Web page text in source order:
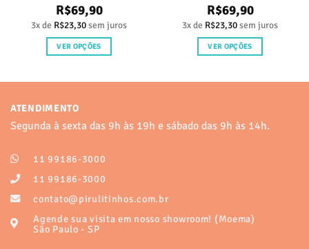
R$69,90
3x de R$23,30sem juros
VER OPÇÕES
várias
variantes.
podem
ser
escolhidas
na
página
do
R$69,90
3x de R$23,30sem juros
VER OPÇÕES
variantes.
página
ATENDIMENTO
Segunda à sexta das 9h às 19h e sábado das 9h às 14h.
11 99186-3000
11 99186-3000
contato@pirulitinhos.com.br
Agende sua visita em nosso showroom! (Moema)
São Paulo - SP